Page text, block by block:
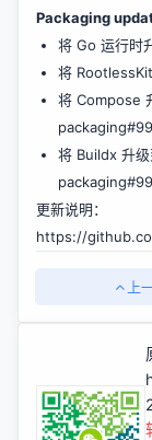
Packaging
将 Go 运行时
将
将 Compose
将 Buildx 升级
更新说明：
https://
上